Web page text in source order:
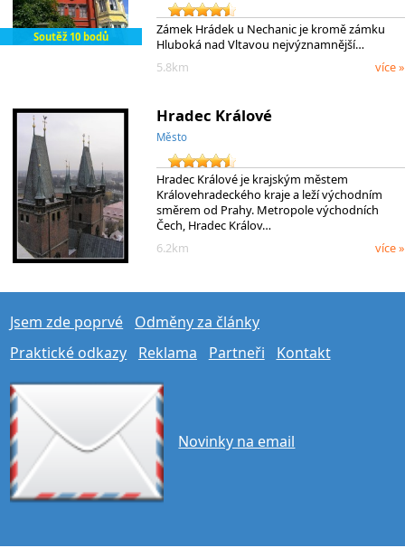
Soutěž 10 bodů
Zámek Hrádek u Nechanic je kromě zámku
Hluboká nad Vltavou nejvýznamnější…
5.8km
více »
Hradec Králové
Město
Hradec Králové je krajským městem
Královehradeckého kraje a leží východním
směrem od Prahy. Metropole východních
Čech, Hradec Králov…
6.2km
více »
Jsem zde poprvé
Odměny za články
Praktické odkazy
Reklama Partneři Kontakt
Novinky na email